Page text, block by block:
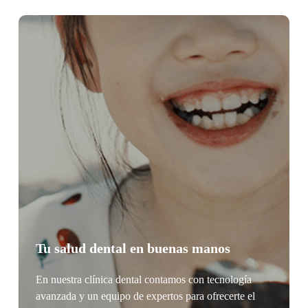
Tu salud dental en buenas manos
En nuestra clínica dental contamos con tecnología
avanzada y un equipo de expertos para ofrecerte el